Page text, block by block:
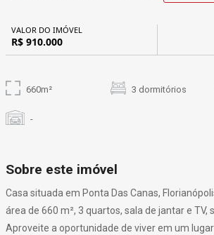
VALOR DO IMÓVEL
R$ 910.000
660m² 3 dormitórios
-
Sobre este imóvel
Casa situada em Ponta Das Canas,
área de 660 m², 3 quartos, sala de jantar e TV,
Aproveite a oportunidade de viver em um